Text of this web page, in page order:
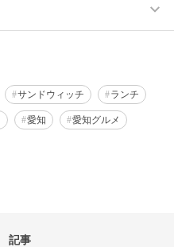
サンドウィッチ ランチ
愛知 愛知グルメ
記事